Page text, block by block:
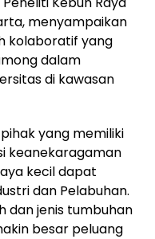
menyampaikan
kolaboratif yang
dalam
di kawasan
yang memiliki
keanekaragaman
kecil dapat
dan Pelabuhan.
dan jenis tumbuhan
besar peluang